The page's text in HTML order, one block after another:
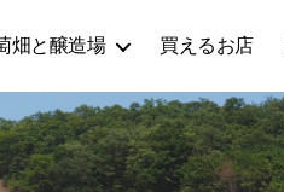
畑と醸造場 買えるお店